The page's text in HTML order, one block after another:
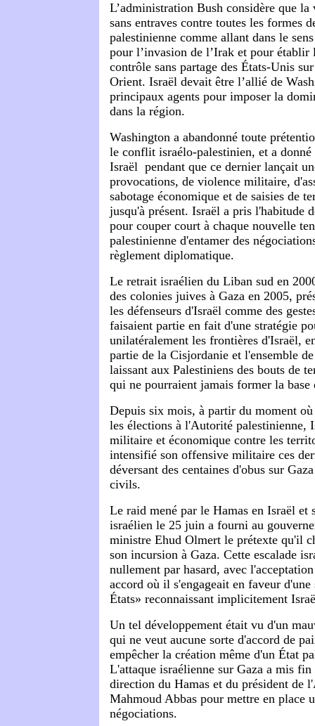
L’administration Bush considère que
sans entraves contre toutes les formes
palestinienne comme allant dans le
pour l’invasion de l’Irak et pour établir
contrôle sans partage des États-Unis
Orient. Israël devait être l’allié de
principaux agents pour imposer la
dans la région.
Washington a abandonné toute
le conflit israélo-palestinien, et a donné
Israël pendant que ce dernier lançait
provocations, de violence militaire,
sabotage économique et de saisies de
jusqu'à présent. Israël a pris l'habitude
pour couper court à chaque nouvelle
palestinienne d'entamer des
règlement diplomatique.
Le retrait israélien du Liban sud en
des colonies juives à Gaza en 2005,
les défenseurs d'Israël comme des
faisaient partie en fait d'une stratégie
unilatéralement les frontières d'Israël,
partie de la Cisjordanie et l'ensemble
laissant aux Palestiniens des bouts de
qui ne pourraient jamais former la
Depuis six mois, à partir du moment
les élections à l'Autorité palestinienne,
militaire et économique contre les
intensifié son offensive militaire ces
déversant des centaines d'obus sur
civils.
Le raid mené par le Hamas en Israël et
israélien le 25 juin a fourni au
ministre Ehud Olmert le prétexte qu'il
son incursion à Gaza. Cette escalade
nullement par hasard, avec
accord où il s'engageait en faveur
États» reconnaissant implicitement
Un tel développement était vu d'un
qui ne veut aucune sorte d'accord de
empêcher la création même d'un État
L'attaque israélienne sur Gaza a mis
direction du Hamas et du président de
Mahmoud Abbas pour mettre en place
négociations.